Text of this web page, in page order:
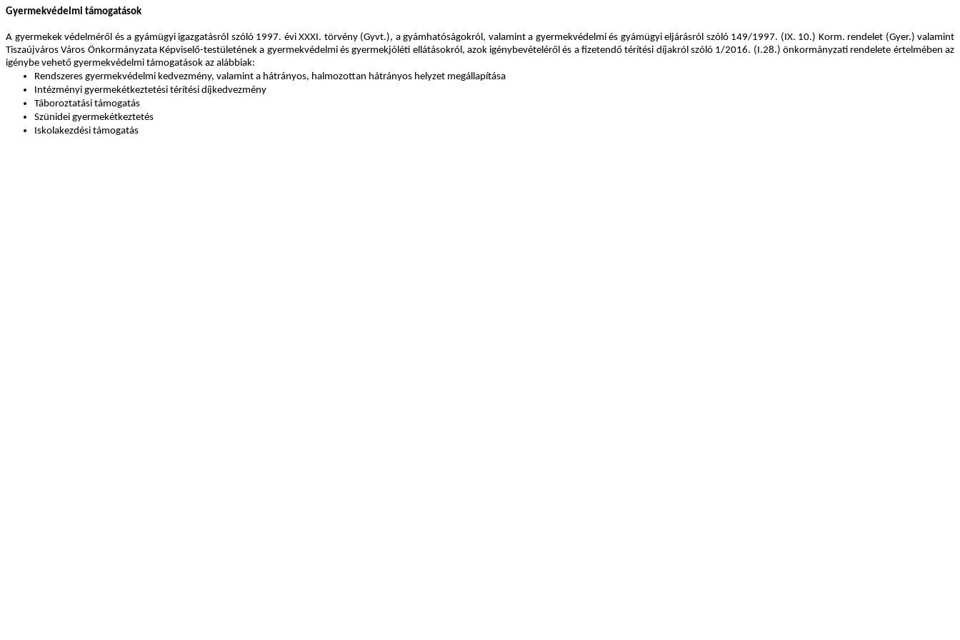
Gyermekvédelmi támogatások
A gyermekek védelméről és a gyámügyi igazgatásról szóló 1997. évi XXXI. törvény (Gyvt.), a gyámhatóságokról, valamint a gyermekvédelmi és gyámügyi eljárásról szóló 149/1997. (IX. 10.) Korm. rendelet (Gyer.) valamint
Tiszaújváros Város Önkormányzata Képviselő-testületének a gyermekvédelmi és gyermekjóléti ellátásokról, azok igénybevételéről és a fizetendő térítési díjakról szóló 1/2016. (I.28.) önkormányzati rendelete értelmében az
igénybe vehető gyermekvédelmi támogatások az alábbiak:
Rendszeres gyermekvédelmi kedvezmény, valamint a hátrányos, halmozottan hátrányos helyzet megállapítása
Intézményi gyermekétkeztetési térítési díjkedvezmény
Táboroztatási támogatás
Szünidei gyermekétkeztetés
Iskolakezdési támogatás